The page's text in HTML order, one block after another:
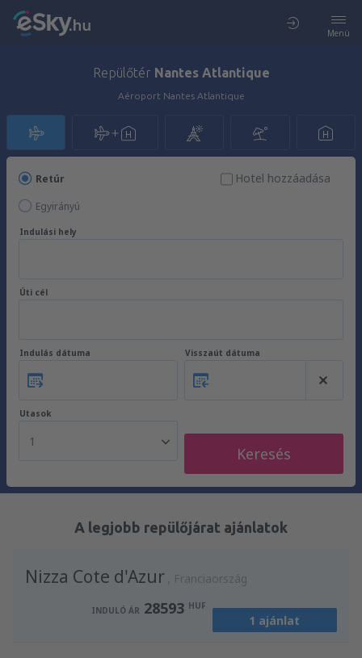
Menü
Repülőtér Nantes Atlantique
Aéroport Nantes Atlantique
Retúr
Egyirányú
Hotel hozzáadása
Indulási hely
Úti cél
Indulás dátuma Visszaút dátuma
Utasok
1
Keresés
A legjobb repülőjárat ajánlatok
Nizza Cote d'Azur Franciaország
INDULÓ ÁR 28593 HUF
1 ajánlat